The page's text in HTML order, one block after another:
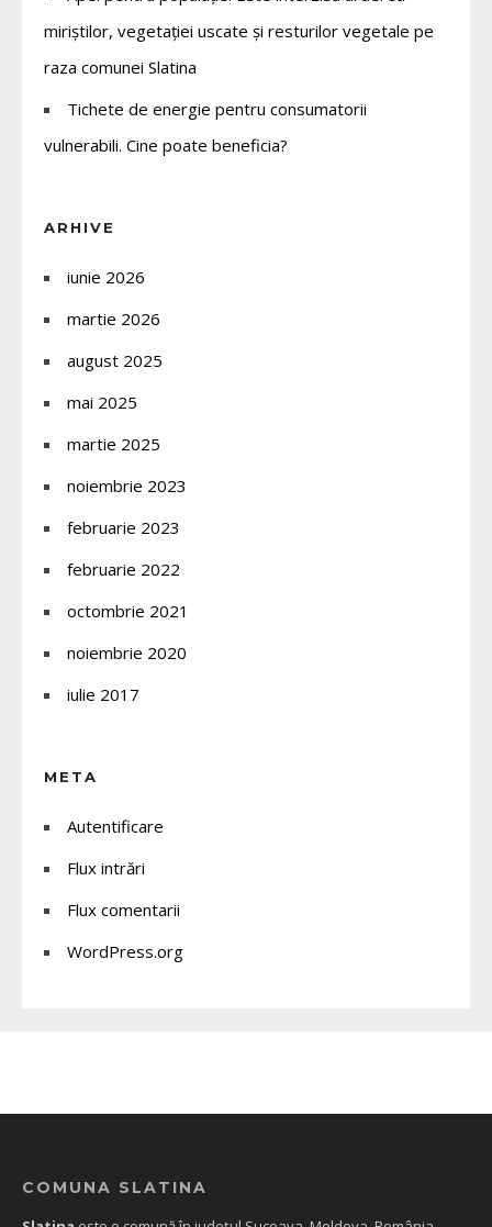
miriștilor, vegetației uscate și resturilor vegetale pe
raza comunei Slatina
Tichete de energie pentru consumatorii
vulnerabili. Cine poate beneficia?
ARHIVE
iunie 2026
martie 2026
august 2025
mai 2025
martie 2025
noiembrie 2023
februarie 2023
februarie 2022
octombrie 2021
noiembrie 2020
iulie 2017
META
Autentificare
Flux intrări
Flux comentarii
WordPress.org
COMUNA SLATINA